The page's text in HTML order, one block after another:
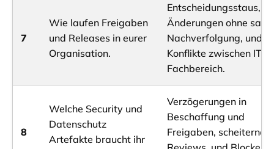
7
Wie laufen Freigaben
und Releases in eurer
Organisation.
Entscheidungsstaus,
Änderungen ohne
Nachverfolgung, und
Konflikte zwischen IT
Fachbereich.
8
Welche Security und
Datenschutz
Artefakte braucht ihr
Verzögerungen in
Beschaffung und
Freigaben, scheiternde